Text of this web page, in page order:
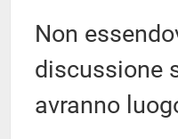
Non
discussione
avranno